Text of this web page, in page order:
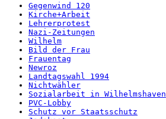
Gegenwind 120
Kirche+Arbeit
Lehrerprotest
Nazi-Zeitungen
Wilhelm
Bild der Frau
Frauentag
Newroz
Landtagswahl 1994
Nichtwähler
Sozialarbeit in Wilhelmshaven
PVC-Lobby
Schutz vor Staatsschutz